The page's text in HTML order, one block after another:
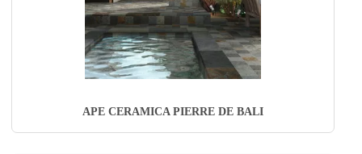
APE CERAMICA PIERRE DE BALI